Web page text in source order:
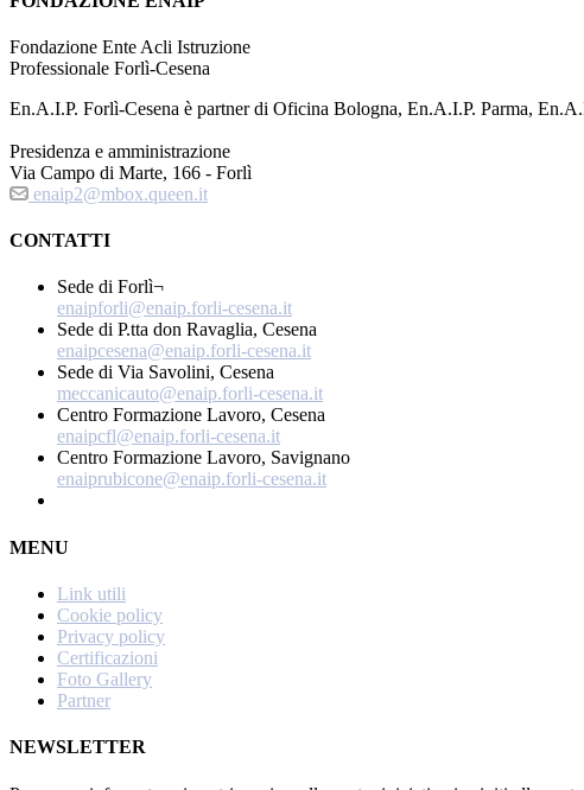
Fondazione Ente Acli Istruzione
Professionale Forlì-Cesena
En.A.I.P. Forlì-Cesena è partner di Oficina Bologna, En.A.I.P. Parma,
Presidenza e amministrazione
Via Campo di Marte, 166 - Forlì
enaip2@mbox.queen.it
CONTATTI
Sede di Forlì¬
enaipforli@enaip.forli-cesena.it
Sede di P.tta don Ravaglia, Cesena
enaipcesena@enaip.forli-cesena.it
Sede di Via Savolini, Cesena
meccanicauto@enaip.forli-cesena.it
Centro Formazione Lavoro, Cesena
enaipcfl@enaip.forli-cesena.it
Centro Formazione Lavoro, Savignano
enaiprubicone@enaip.forli-cesena.it
MENU
Link utili
Cookie policy
Privacy policy
Certificazioni
Foto Gallery
Partner
NEWSLETTER